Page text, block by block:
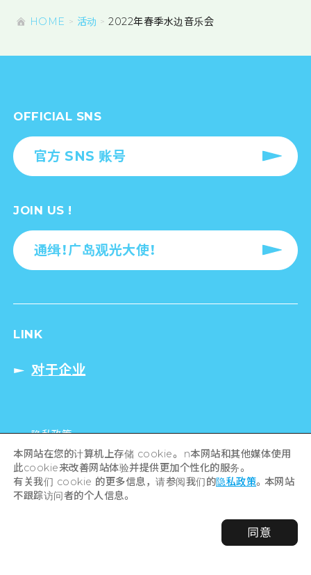
HOME 活动 2022年春季水边音乐会
OFFICIAL SNS
官方 SNS 账号
JOIN US !
通缉！广岛观光大使！
LINK
对于企业
隐私政策
本网站在您的计算机上存储 cookie。 n本网站和其他媒体使用
此cookie来改善网站体验并提供更加个性化的服务。
有关我们 cookie 的更多信息，请参阅我们的隐私政策。本网站
不跟踪访问者的个人信息。
同意